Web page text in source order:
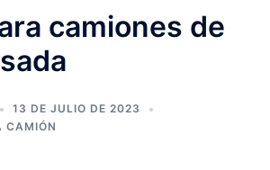
camiones de
13 DE JULIO DE 2023
CAMIÓN